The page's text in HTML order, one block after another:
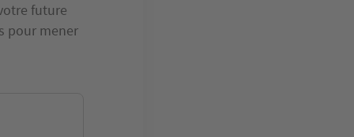
future
pour mener